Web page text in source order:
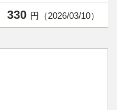
330 円（2026/03/10）